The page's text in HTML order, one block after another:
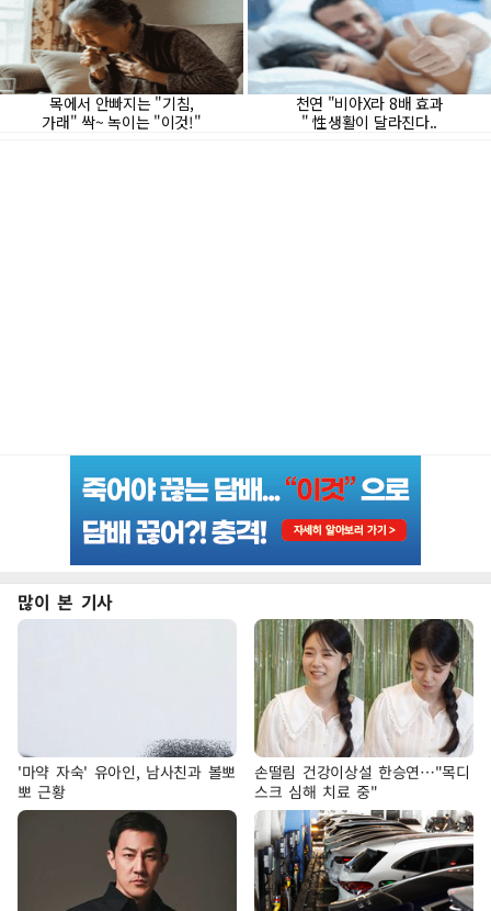
많이 본 기사
'마약 자숙' 유아인, 남사친과 볼뽀
뽀 근황
손떨림 건강이상설 한승연…"목디
스크 심해 치료 중"